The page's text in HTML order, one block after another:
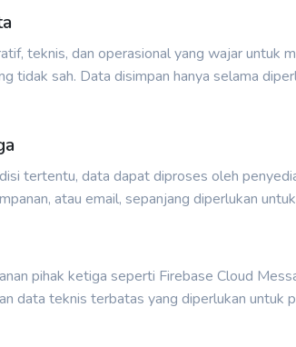
teknis, dan operasional yang wajar untuk
tidak sah. Data disimpan hanya selama
tertentu, data dapat diproses oleh
atau email, sepanjang diperlukan
pihak ketiga seperti Firebase Cloud
data teknis terbatas yang diperlukan untuk